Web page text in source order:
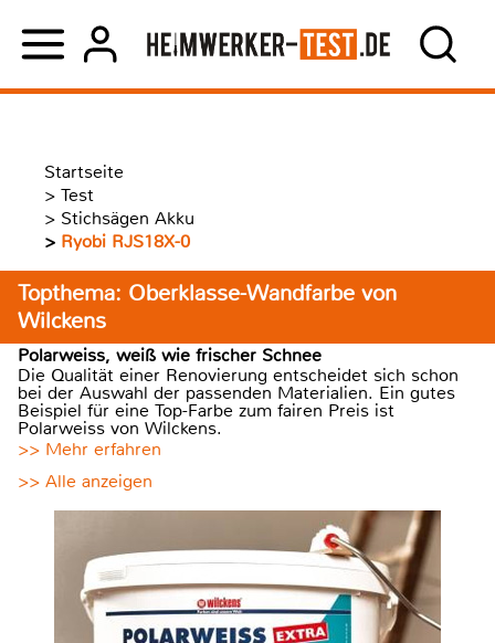
Startseite
> Test
> Stichsägen Akku
> Ryobi RJS18X-0
Topthema: Oberklasse-Wandfarbe von
Wilckens
Polarweiss, weiß wie frischer Schnee
Die Qualität einer Renovierung entscheidet sich schon
bei der Auswahl der passenden Materialien. Ein gutes
Beispiel für eine Top-Farbe zum fairen Preis ist
Polarweiss von Wilckens.
>> Mehr erfahren
>> Alle anzeigen